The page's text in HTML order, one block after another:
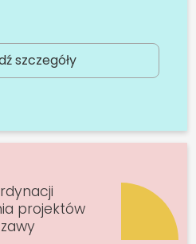
szczegóły
projektów